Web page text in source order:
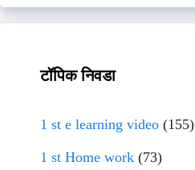
टॉपिक निवडा
1 st e learning video (155)
1 st Home work (73)